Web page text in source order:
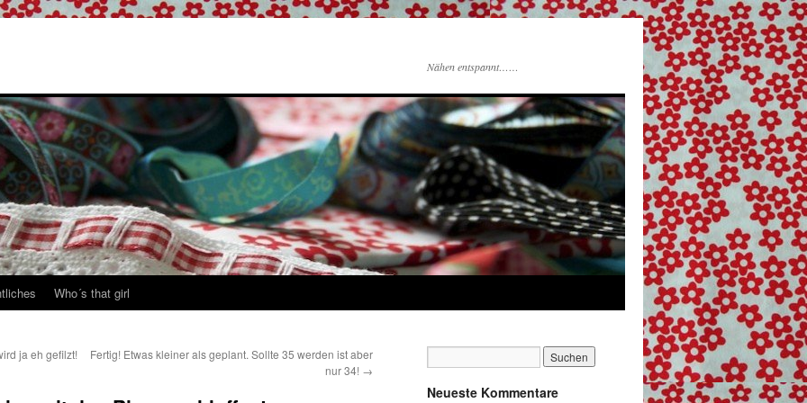
Nähen entspannt……
Who´s that girl
ja eh gefilzt!
Fertig! Etwas kleiner als geplant. Sollte 35 werden ist aber
nur 34! →
Neueste Kommentare